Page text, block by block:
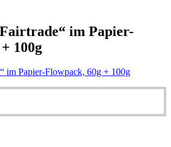
im Papier-
100g
im Papier-Flowpack, 60g + 100g